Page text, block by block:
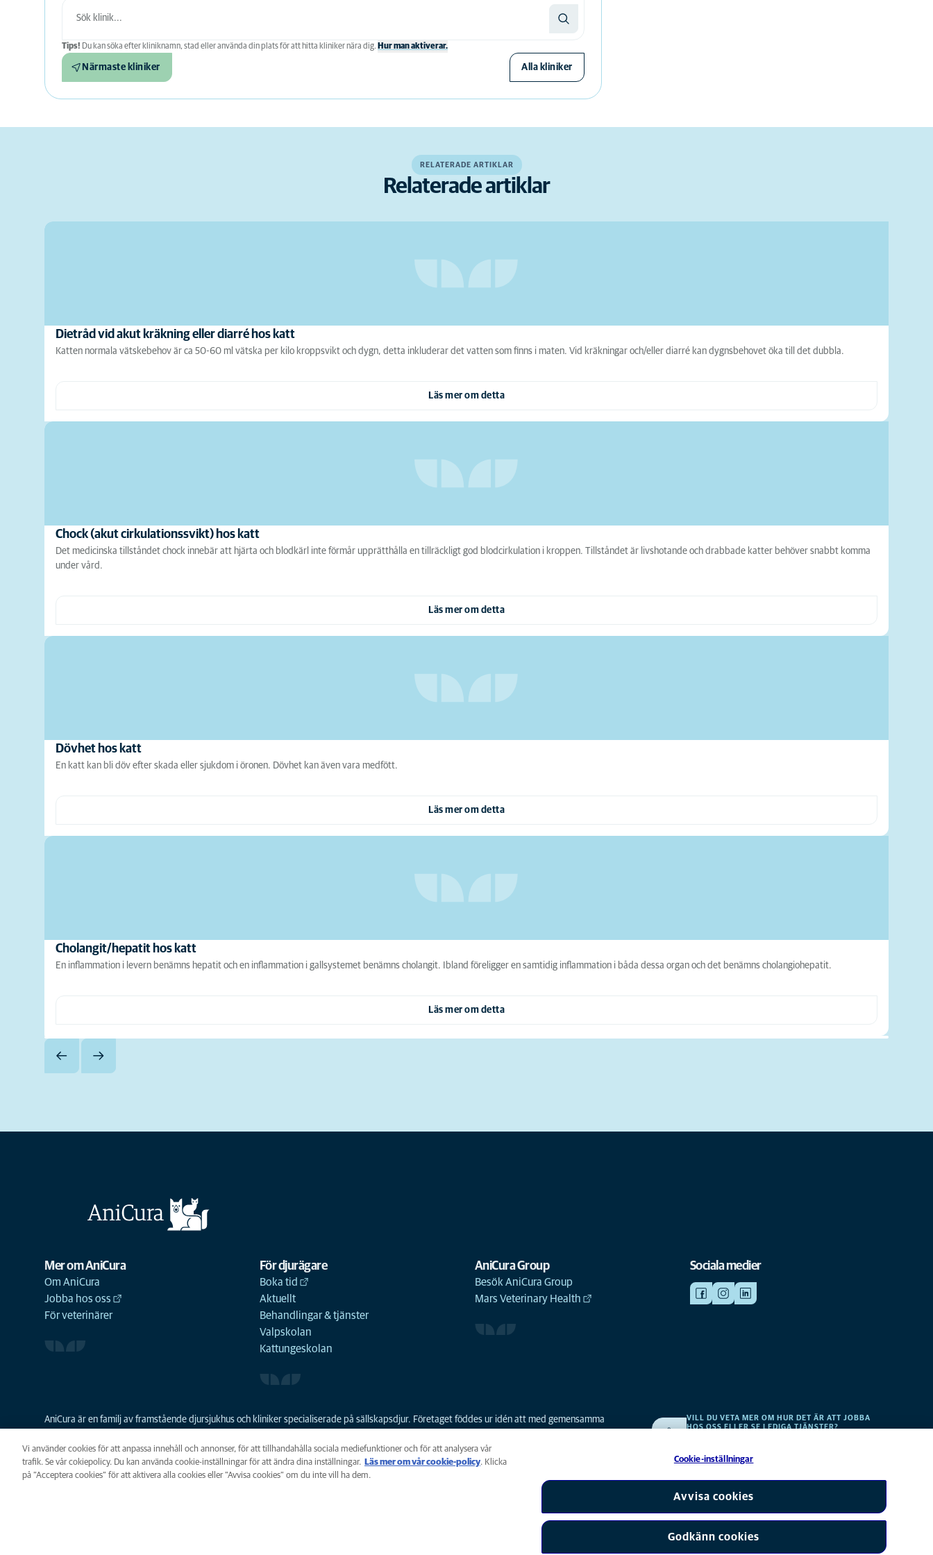
Tips! Du kan söka efter kliniknamn, stad eller använda din plats för att hitta kliniker nära dig. Hur man aktiverar.
Närmaste kliniker Alla kliniker
RELATERADE ARTIKLAR
Relaterade artiklar
Dietråd vid akut kräkning eller diarré hos katt
Katten normala vätskebehov är ca 50-60 ml vätska per kilo kroppsvikt och dygn, detta inkluderar det vatten som finns i maten. Vid kräkningar och/eller diarré kan dygnsbehovet öka till det dubbla.
Läs mer om detta
Chock (akut cirkulationssvikt) hos katt
Det medicinska tillståndet chock innebär att hjärta och blodkärl inte förmår upprätthålla en tillräckligt god blodcirkulation i kroppen. Tillståndet är livshotande och drabbade katter behöver snabbt komma
under vård.
Läs mer om detta
Dövhet hos katt
En katt kan bli döv efter skada eller sjukdom i öronen. Dövhet kan även vara medfött.
Läs mer om detta
Cholangit/hepatit hos katt
En inflammation i levern benämns hepatit och en inflammation i gallsystemet benämns cholangit. Ibland föreligger en samtidig inflammation i båda dessa organ och det benämns cholangiohepatit.
Läs mer om detta
Mer om AniCura
Om AniCura
Jobba hos oss
För veterinärer
För djurägare
Boka tid
Aktuellt
Behandlingar & tjänster
Valpskolan
Kattungeskolan
AniCura Group
Besök AniCura Group
Mars Veterinary Health
Sociala medier
AniCura är en familj av framstående djursjukhus och kliniker specialiserade på sällskapsdjur. Företaget föddes ur idén att med gemensamma
familjeföretaget Mars Veterinary Health sedan 2018.
VILL DU VETA MER OM HUR DET ÄR ATT JOBBA
HOS OSS ELLER SE LEDIGA TJÄNSTER?
AniCura är ett dotterbolag till Mars, Inc © 2026
Vi använder cookies för att anpassa innehåll och annonser, för att tillhandahålla sociala mediefunktioner och för att analysera vår
trafik. Se vår cokiepolicy. Du kan använda cookie-inställningar för att ändra dina inställningar.
Läs mer om vår cookie-policy(opens in a new tab)
. Klicka
på ”Acceptera cookies” för att aktivera alla cookies eller ”Avvisa cookies” om du inte vill ha dem.
Cookie-inställningar
Avvisa cookies
Godkänn cookies